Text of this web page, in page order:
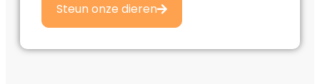
Steun onze dieren